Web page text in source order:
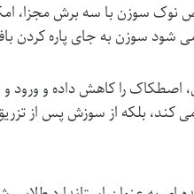
سوزن با سه برش مجزا،
شود سوزن به جای پاره کردن
را کاهش داده و ورود و
کند، بلکه از سوزش پس از